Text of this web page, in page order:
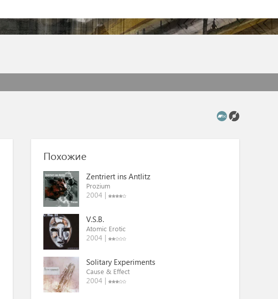
Похожие
Zentriert ins Antlitz
Prozium
2004 |
V.S.B.
Atomic Erotic
2004 |
Solitary Experiments
Cause & Effect
2004 |